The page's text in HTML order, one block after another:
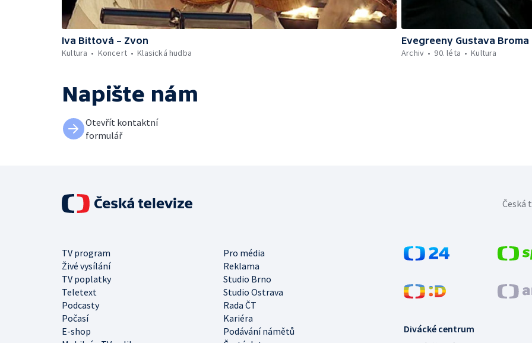
Iva Bittová – Zvon
Kultura
Koncert Klasická hudba
Evegreeny Gustava Broma
Archiv
90. léta Kultura
Napište nám
Otevřít kontaktní
formulář
Divácké centrum
TV program
Pro média
Živé vysílání
Reklama
TV poplatky
Studio Brno
Teletext
Studio Ostrava
Podcasty
Rada ČT
Počasí
Kariéra
E-shop
Podávání námětů
Česká